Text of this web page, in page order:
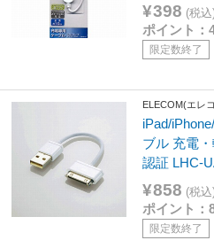
¥398 (税込
ポイント：
限定数終了
ELECOM(エレ
iPad/
ブル 充電
認証 LHC-
¥858 (税込
ポイント：
限定数終了